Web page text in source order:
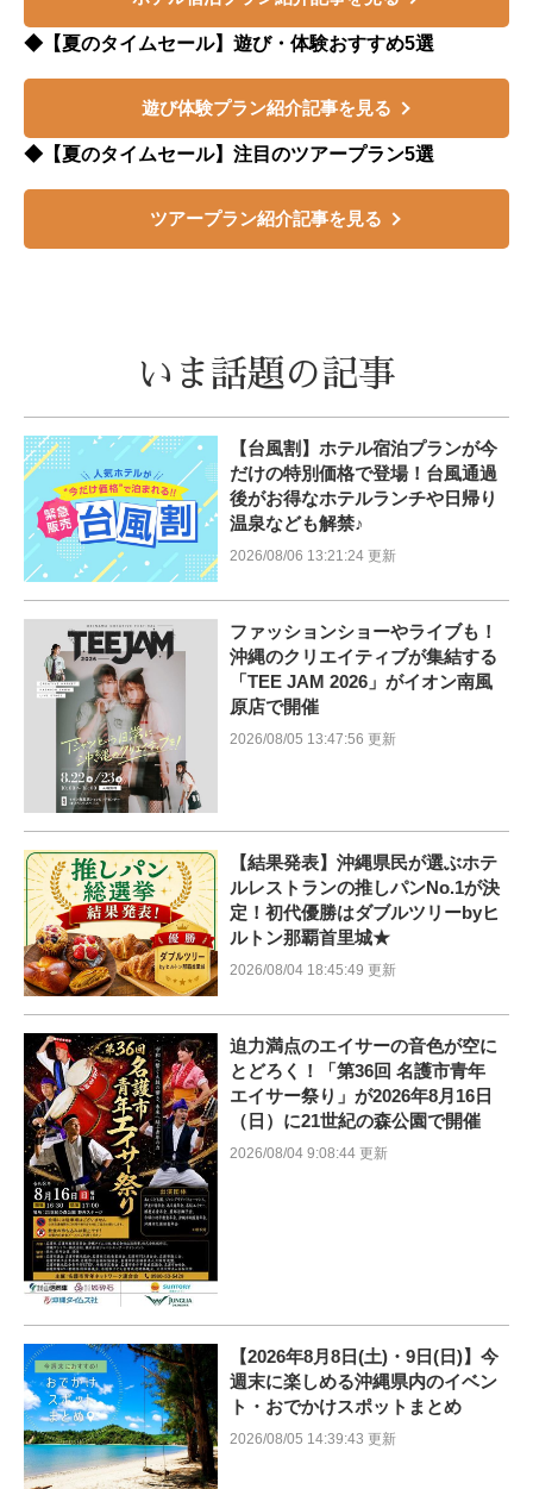
◆【夏のタイムセール】遊び・体験おすすめ5選
遊び体験プラン紹介記事を見る
◆【夏のタイムセール】注目のツアープラン5選
ツアープラン紹介記事を見る
いま話題の記事
【台風割】ホテル宿泊プランが今
だけの特別価格で登場！台風通過
後がお得なホテルランチや日帰り
温泉なども解禁♪
2026/08/06 13:21:24 更新
ファッションショーやライブも！
沖縄のクリエイティブが集結する
「TEE JAM 2026」がイオン南風
原店で開催
2026/08/05 13:47:56 更新
【結果発表】沖縄県民が選ぶホテ
ルレストランの推しパンNo.1が決
定！初代優勝はダブルツリーbyヒ
ルトン那覇首里城★
2026/08/04 18:45:49 更新
迫力満点のエイサーの音色が空に
とどろく！「第36回 名護市青年
エイサー祭り」が2026年8月16日
（日）に21世紀の森公園で開催
2026/08/04 9:08:44 更新
【2026年8月8日(土)・9日(日)】今
週末に楽しめる沖縄県内のイベン
ト・おでかけスポットまとめ
2026/08/05 14:39:43 更新